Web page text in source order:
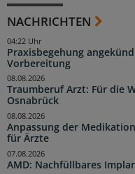
NACHRICHTEN
Praxisbegehung
Vorbereitung
04:22 Uhr
Traumberuf Arzt: Für die
Osnabrück
08.08.2026
Anpassung der
für Ärzte
08.08.2026
AMD: Nachfüllbares
07.08.2026